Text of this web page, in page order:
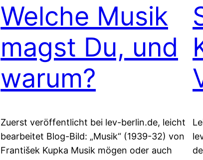
Welche Musik
magst Du, und
warum?
Zuerst veröffentlicht bei lev-berlin.de, leicht
bearbeitet Blog-Bild: „Musik“ (1939-32) von
František Kupka Musik mögen oder auch